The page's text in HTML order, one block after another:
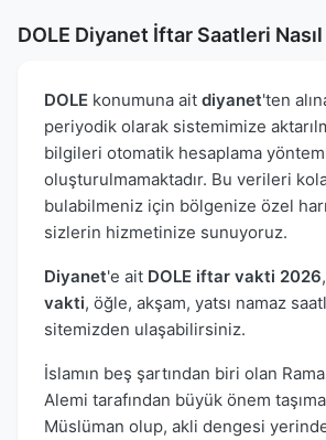
DOLE Diyanet İftar Saatleri
DOLE konumuna ait diyanet'ten
periyodik olarak sistemimize
bilgileri otomatik hesaplama
oluşturulmamaktadır. Bu verileri
bulabilmeniz için bölgenize özel
sizlerin hizmetinize sunuyoruz.
Diyanet'e ait DOLE iftar vakti 2026,
vakti, öğle, akşam, yatsı namaz
sitemizden ulaşabilirsiniz.
İslamın beş şartından biri olan
Alemi tarafından büyük önem
Müslüman olup, akli dengesi